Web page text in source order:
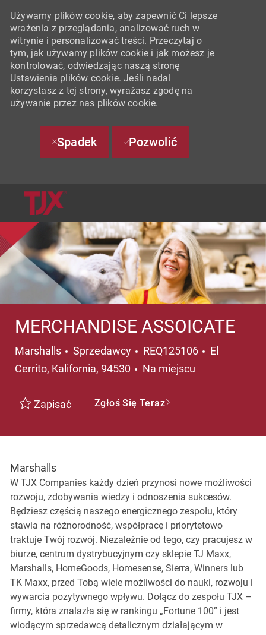
Używamy plików cookie, aby zapewnić Ci lepsze
wrażenia z przeglądania, analizować ruch w
witrynie i personalizować treści. Przeczytaj o
tym, jak używamy plików cookie i jak możesz je
kontrolować, odwiedzając naszą stronę
Ustawienia plików cookie. Jeśli nadal
korzystasz z tej strony, wyrażasz zgodę na
używanie przez nas plików cookie.
Spadek Pozwolić
MERCHANDISE ASSOICATE
Marshalls Kategoria
Sprzedawcy REQ125106 Lokalizacja
El
Cerrito, Kalifornia, 94530
Na miejscu
Zapisać Zgłoś Się Teraz
Marshalls
W TJX Companies każdy dzień przynosi nowe możliwości
rozwoju, zdobywania wiedzy i odnoszenia sukcesów.
Będziesz częścią naszego energicznego zespołu, który
stawia na różnorodność, współpracę i priorytetowo
traktuje Twój rozwój. Niezależnie od tego, czy pracujesz w
biurze, centrum dystrybucyjnym czy sklepie TJ Maxx,
Marshalls, HomeGoods, Homesense, Sierra, Winners lub
TK Maxx, przed Tobą wiele możliwości do nauki, rozwoju i
wywarcia pozytywnego wpływu. Dołącz do zespołu TJX –
firmy, która znalazła się w rankingu „Fortune 100” i jest
wiodącym sprzedawcą detalicznym działającym w